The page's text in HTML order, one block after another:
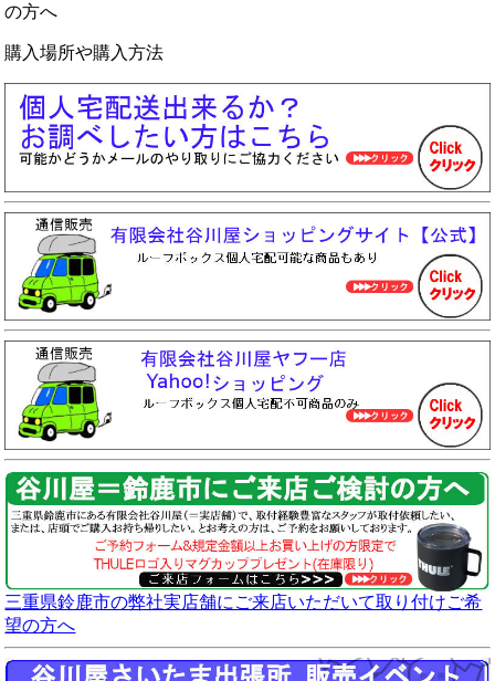
の方へ
購入場所や購入方法
三重県鈴鹿市の弊社実店舗にご来店いただいて取り付けご希
望の方へ